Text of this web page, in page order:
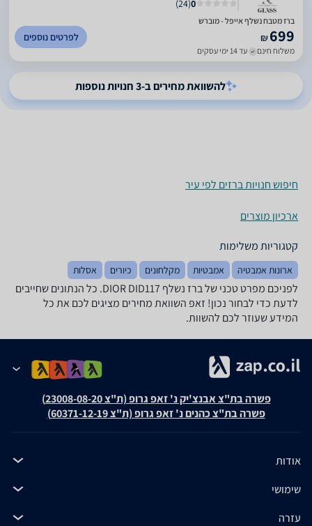
0
(
24
)
ברז מטבח נשלף אייפל - מוברש
₪699
משלוח חינם עד 14 ימי עסקים
לפרטים נוספים
להשוואת מחירים ב-3 חנויות נוספות
חיפוש חנויות ברזים לפי עיר
ארכיון מוצרים
קטגוריות משלימות
ארונות אמבטיה אמבטיות מקלחונים כיורים אסלות
לפניכם מפרט טכני של ‏ברז נשלף DIOR DID117. כל הנתונים שחייבים
לדעת כדי לבחור נכון! זאפ השוואת מחירים מציגים לכם את כל
המידע שעוזר לכם להשוות.
פשרה בת"צ אבנצ'יק נ' זאפ גרופ (ת"צ 23008-08-20)
פשרה בת"צ כהנים נ' זאפ גרופ (ת"צ 60371-12-19)
אודות
שימושי
עזרה